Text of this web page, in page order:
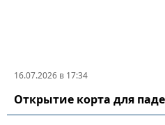
16.07.2026 в 17:34
Открытие корта для